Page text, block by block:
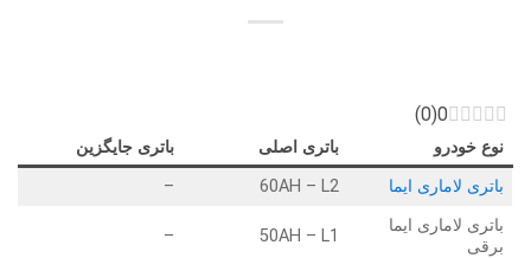
0
(
0
)
نوع خودرو باتری اصلی
باتری جایگزین
باتری لاماری ایما
60AH – L2
–
باتری لاماری ایما
برقی
50AH – L1
–